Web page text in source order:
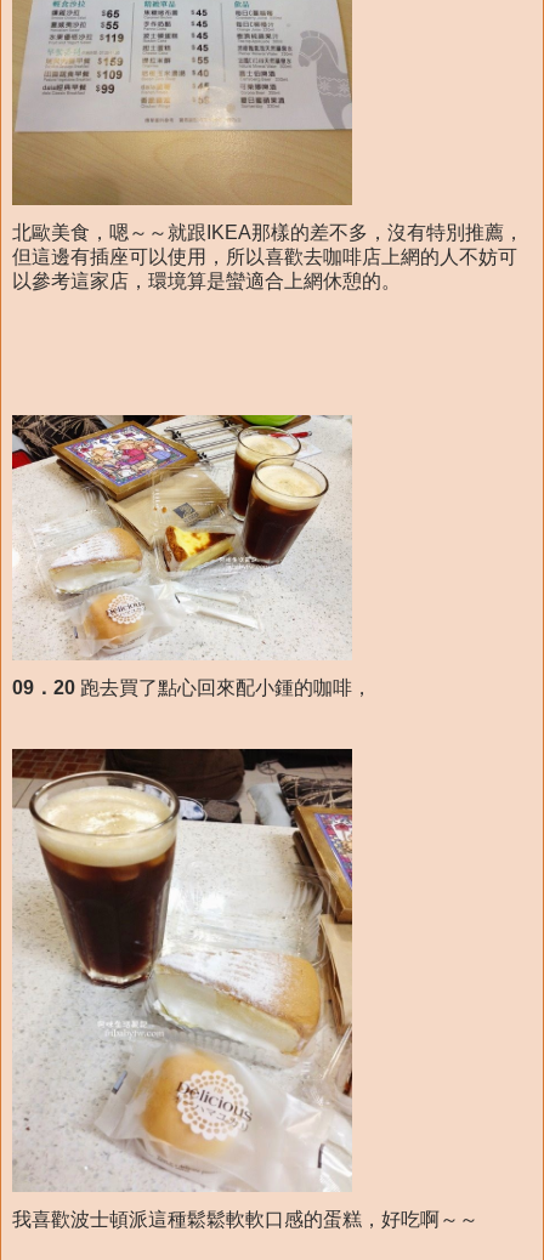
北歐美食，嗯～～就跟IKEA那樣的差不多，沒有特別推薦，
但這邊有插座可以使用，所以喜歡去咖啡店上網的人不妨可
以參考這家店，環境算是蠻適合上網休憩的。
09．20 跑去買了點心回來配小鍾的咖啡，
我喜歡波士頓派這種鬆鬆軟軟口感的蛋糕，好吃啊～～